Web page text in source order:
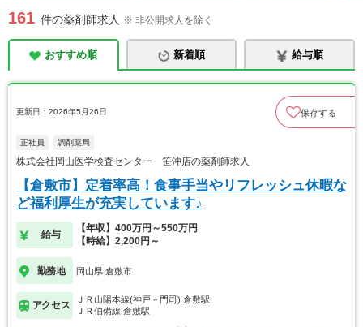
161 件の薬剤師求人 ※ 非公開求人を除く
おすすめ順 新着順 給与順
更新日：2026年5月26日 保存する
正社員 調剤薬局
株式会社岡山医学検査センター 笹沖店の薬剤師求人
【倉敷市】定着率高！食事手当やリフレッシュ休暇な
ど福利厚生が充実しています♪
給与
【年収】400万円～550万円
【時給】2,200円～
勤務地 岡山県 倉敷市
アクセス
ＪＲ山陽本線(神戸－門司) 倉敷駅
ＪＲ伯備線 倉敷駅